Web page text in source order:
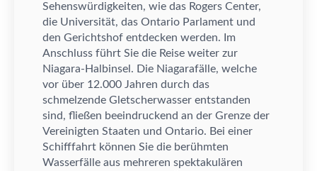
Sehenswürdigkeiten, wie das Rogers Center,
die Universität, das Ontario Parlament und
den Gerichtshof entdecken werden. Im
Anschluss führt Sie die Reise weiter zur
Niagara-Halbinsel. Die Niagarafä lle, welche
vor über 12.000 Jahren durch das
schmelzende Gletscherwasser entstanden
sind, fließen beeindruckend an der Grenze der
Vereinigten Staaten und Ontario. Bei einer
Schifffahrt können Sie die berühmten
Wasserfä lle aus mehreren spektakul ären